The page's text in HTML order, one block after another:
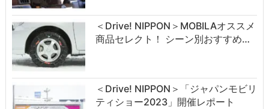
＜Drive! NIPPON＞MOBILAオススメ
商品セレクト！ シーン別おすすめ…
＜Drive! NIPPON＞「ジャパンモビリ
ティショー2023」開催レポート